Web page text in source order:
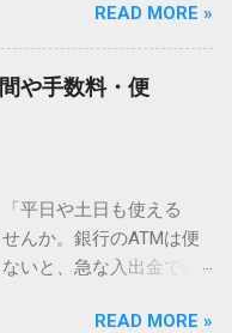
て「第1水準」「第2水
しかし、人名や地名に
特定の組織だけで作ら
ストに含まれていない
所」のような番号が割
文字でも、この住所
呼び出すことができる
ードで漢字を出す「16
なソフトも不要なのが
もあるかもしれませ
ミングで受け取りた
ホ一つで完結させた
佐川急便の会員制サー
式アプリの連携です。
トレスは驚くほど軽く
リットを徹底解説しま
「スマートクラブ」と
急便の個人向け無料会
READ MORE »
や手数料・便
平日や土日も使える
んか。銀行のATMは便
いと、急な入出金で困
活用法 を詳しく解説し
READ MORE »